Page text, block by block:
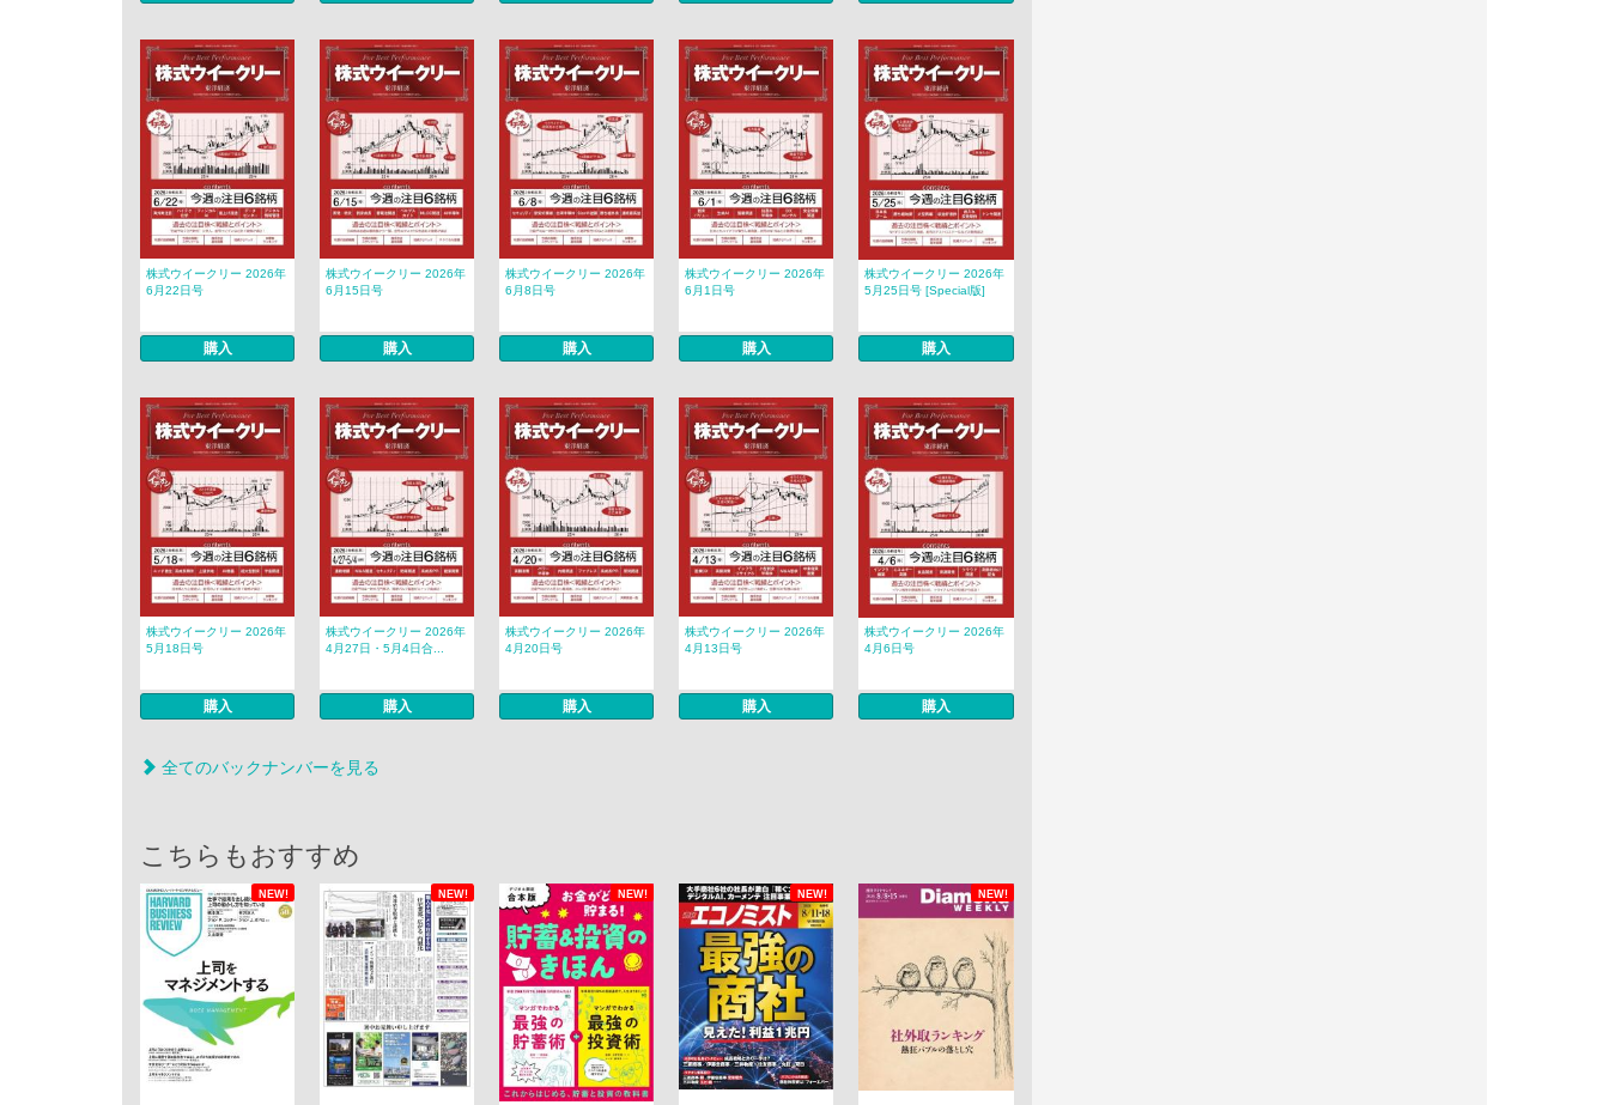
株式ウイークリー 2026年
6月22日号
購入
株式ウイークリー 2026年
6月15日号
購入
株式ウイークリー 2026年
6月8日号
購入
株式ウイークリー 2026年
6月1日号
購入
株式ウイークリー 2026年
5月25日号 [Special版]
購入
株式ウイークリー 2026年
5月18日号
購入
株式ウイークリー 2026年
4月27日・5月4日合...
購入
株式ウイークリー 2026年
4月20日号
購入
株式ウイークリー 2026年
4月13日号
購入
株式ウイークリー 2026年
4月6日号
購入
全てのバックナンバーを見る
こちらもおすすめ
NEW! NEW! NEW! NEW! NEW!